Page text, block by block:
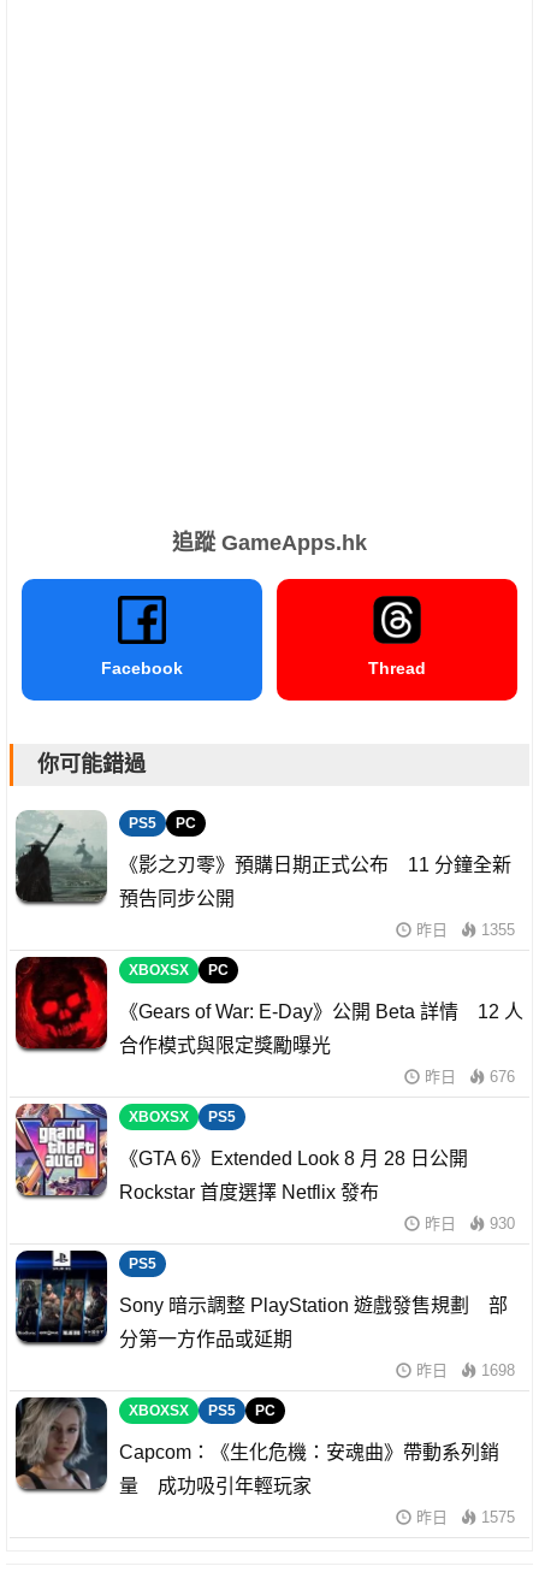
追蹤 GameApps.hk
Facebook Thread
你可能錯過
PS5 PC
《影之刃零》預購日期正式公布 11 分鐘全新
預告同步公開
昨日 1355
XBOXSX PC
《Gears of War: E-Day》公開 Beta 詳情 12 人
合作模式與限定獎勵曝光
昨日 676
XBOXSX PS5
《GTA 6》Extended Look 8 月 28 日公開
Rockstar 首度選擇 Netflix 發布
昨日 930
PS5
Sony 暗示調整 PlayStation 遊戲發售規劃 部
分第一方作品或延期
昨日 1698
XBOXSX PS5 PC
Capcom：《生化危機：安魂曲》帶動系列銷
量 成功吸引年輕玩家
昨日 1575